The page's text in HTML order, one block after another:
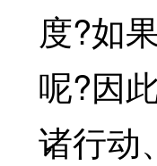
度?如
呢?因
诸行动